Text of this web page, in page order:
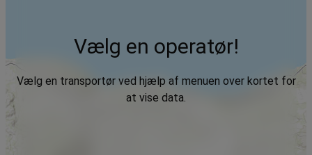
Vælg en operatør!
Vælg en transportør ved hjælp af menuen over kortet for
at vise data.